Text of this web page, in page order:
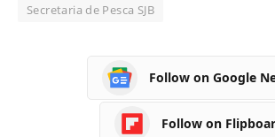
Secretaria de Pesca SJB
Follow on Google
Follow on